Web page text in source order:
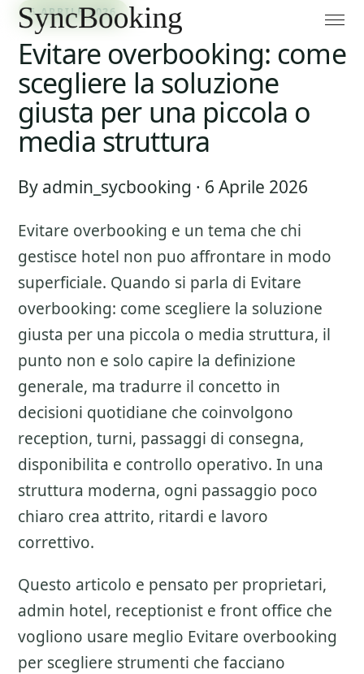
6 APRILE 2026
Evitare overbooking: come
scegliere la soluzione
giusta per una piccola o
media struttura
By admin_sycbooking · 6 Aprile 2026
Evitare overbooking e un tema che chi
gestisce hotel non puo affrontare in modo
superficiale. Quando si parla di Evitare
overbooking: come scegliere la soluzione
giusta per una piccola o media struttura, il
punto non e solo capire la definizione
generale, ma tradurre il concetto in
decisioni quotidiane che coinvolgono
reception, turni, passaggi di consegna,
disponibilita e controllo operativo. In una
struttura moderna, ogni passaggio poco
chiaro crea attrito, ritardi e lavoro
correttivo.
Questo articolo e pensato per proprietari,
admin hotel, receptionist e front office che
vogliono usare meglio Evitare overbooking
per scegliere strumenti che facciano